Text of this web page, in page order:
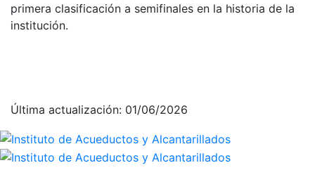
primera clasificación a semifinales en la historia de la
institución.
Última actualización: 01/06/2026